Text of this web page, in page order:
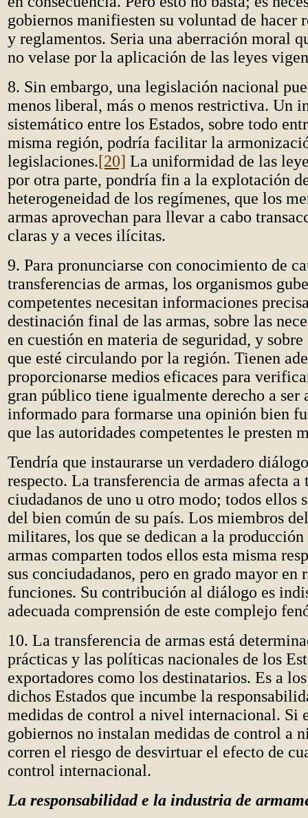
gobiernos manifiesten su voluntad de hacer
y reglamentos. Seria una aberración moral
no velase por la aplicación de las leyes
8. Sin embargo, una legislación nacional
menos liberal, más o menos restrictiva. Un
sistemático entre los Estados, sobre todo
misma región, podría facilitar la
legislaciones.[20] La uniformidad de las
por otra parte, pondría fin a la explotación
heterogeneidad de los regímenes, que los
armas aprovechan para llevar a cabo
claras y a veces ilícitas.
9. Para pronunciarse con conocimiento de
transferencias de armas, los organismos
competentes necesitan informaciones
destinación final de las armas, sobre las
en cuestión en materia de seguridad, y
que esté circulando por la región. Tienen
proporcionarse medios eficaces para
gran público tiene igualmente derecho a ser
informado para formarse una opinión bien
que las autoridades competentes le presten
Tendría que instaurarse un verdadero
respecto. La transferencia de armas afecta a
ciudadanos de uno u otro modo; todos ellos
del bien común de su país. Los miembros
militares, los que se dedican a la
armas comparten todos ellos esta misma
sus conciudadanos, pero en grado mayor en
funciones. Su contribución al diálogo es
adecuada comprensión de este complejo
10. La transferencia de armas está
prácticas y las políticas nacionales de los
exportadores como los destinatarios. Es a
dichos Estados que incumbe la
medidas de control a nivel internacional. Si
gobiernos no instalan medidas de control a
corren el riesgo de desvirtuar el efecto de
control internacional.
La responsabilidad e la industria de